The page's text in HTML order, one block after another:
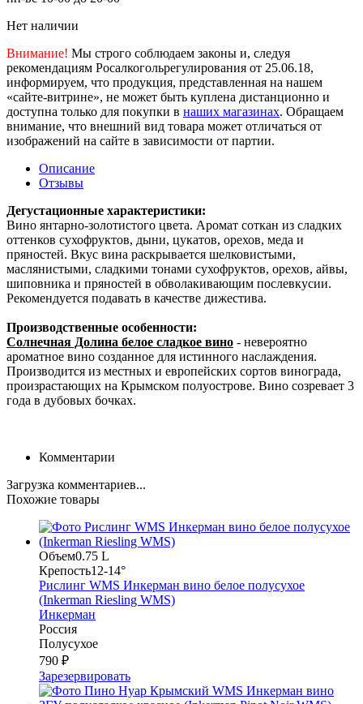
Нет наличии
Внимание! Мы строго соблюдаем законы и, следуя
рекомендациям Росалкогольрегулирования от 25.06.18,
информируем, что продукция, представленная на нашем
«сайте-витрине», не может быть куплена дистанционно и
доступна только для покупки в наших магазинах. Обращаем
внимание, что внешний вид товара может отличаться от
изображений на сайте в зависимости от партии.
Описание
Отзывы
Дегустационные характеристики:
Вино янтарно-золотистого цвета. Аромат соткан из сладких
оттенков сухофруктов, дыни, цукатов, орехов, меда и
пряностей. Вкус вина раскрывается шелковистыми,
маслянистыми, сладкими тонами сухофруктов, орехов, айвы,
шиповника и пряностей в обволакивающим послевкусии.
Рекомендуется подавать в качестве дижестива.
Производственные особенности:
Солнечная Долина белое сладкое вино - невероятно
ароматное вино созданное для истинного наслаждения.
Производится из местных и европейских сортов винограда,
произрастающих на Крымском полуострове. Вино созревает 3
года в дубовых бочках.
Комментарии
Загрузка комментариев...
Похожие товары
Объем0.75 L
Крепость12-14°
Рислинг WMS Инкерман вино белое полусухое
(Inkerman Riesling WMS)
Инкерман
Россия
Полусухое
790 ₽
Зарезервировать